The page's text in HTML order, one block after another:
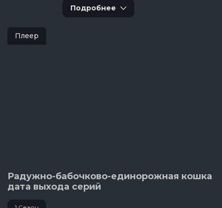
Подробнее
Плеер
Радужно-бабочково-единорожная кошка
дата выхода серий